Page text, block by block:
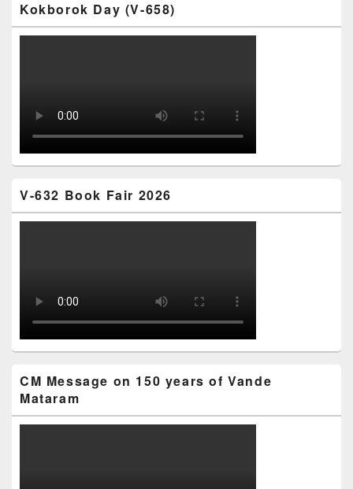
Kokborok Day (V-658)
V-632 Book Fair 2026
CM Message on 150 years of Vande
Mataram